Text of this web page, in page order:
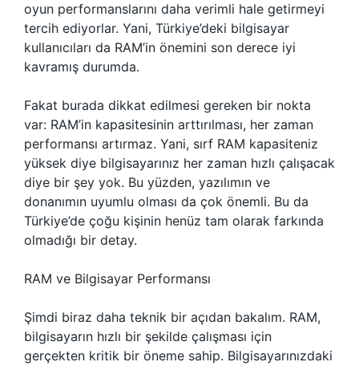
oyun performanslarını daha verimli hale getirmeyi
tercih ediyorlar. Yani, Türkiye’deki bilgisayar
kullanıcıları da RAM’in önemini son derece iyi
kavramış durumda.
Fakat burada dikkat edilmesi gereken bir nokta
var: RAM’in kapasitesinin arttırılması, her zaman
performansı artırmaz. Yani, sırf RAM kapasiteniz
yüksek diye bilgisayarınız her zaman hızlı çalışacak
diye bir şey yok. Bu yüzden, yazılımın ve
donanımın uyumlu olması da çok önemli. Bu da
Türkiye’de çoğu kişinin henüz tam olarak farkında
olmadığı bir detay.
RAM ve Bilgisayar Performansı
Şimdi biraz daha teknik bir açıdan bakalım. RAM,
bilgisayarın hızlı bir şekilde çalışması için
gerçekten kritik bir öneme sahip. Bilgisayarınızdaki